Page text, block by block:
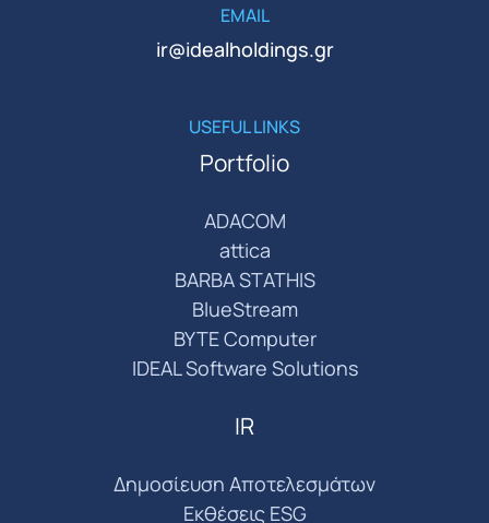
EMAIL
ir@idealholdings.gr
USEFUL LINKS
Portfolio
ADACOM
attica
BARBA STATHIS
BlueStream
BYTE Computer
IDEAL Software Solutions
IR
Δημοσίευση Αποτελεσμάτων
Εκθέσεις ESG